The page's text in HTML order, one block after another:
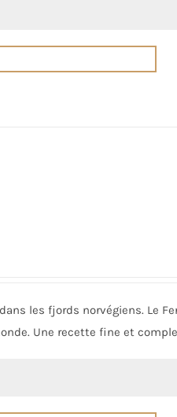
les fjords norvégiens. Le
Une recette fine et